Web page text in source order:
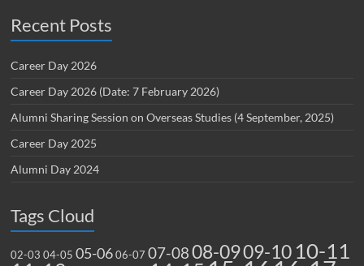
Recent Posts
Career Day 2026
Career Day 2026 (Date: 7 February 2026)
Alumni Sharing Session on Overseas Studies (4 September, 2025)
Career Day 2025
Alumni Day 2024
Tags Cloud
02-03 04-05 05-06 06-07 07-0808-0909-10 10-11